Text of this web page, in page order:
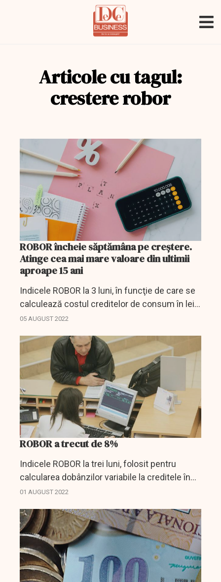
Articole cu tagul:
crestere robor
ROBOR încheie săptămâna pe creştere.
Atinge cea mai mare valoare din ultimii
aproape 15 ani
Indicele ROBOR la 3 luni, în funcţie de care se
calculează costul creditelor de consum în lei
cu dobândă variabilă, a urcat vineri la 8,12% pe
05 AUGUST 2022
ROBOR a trecut de 8%
Indicele ROBOR la trei luni, folosit pentru
calcularea dobânzilor variabile la creditele în
lei, a crescut luni la 8,01% de la 7,97%, valoare
01 AUGUST 2022